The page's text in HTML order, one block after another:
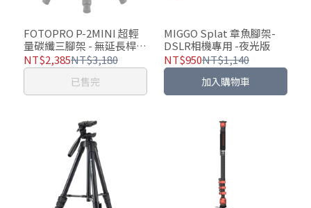
FOTOPRO P-2MINI 超輕
量碳纖三腳架 - 無延長桿款
/ 含延長桿款
NT$2,385NT$3,180
已售完
MIGGO Splat 章魚腳架-
DSLR相機專用 -夜光版
NT$950NT$1,140
加入購物車